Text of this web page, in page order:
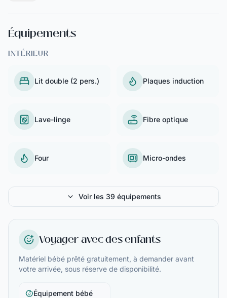
Équipements
INTÉRIEUR
Lit double (2 pers.) Plaques induction
Lave-linge Fibre optique
Four Micro-ondes
Voir les 39 équipements
Voyager avec des enfants
Matériel bébé prêté gratuitement, à demander avant
votre arrivée, sous réserve de disponibilité.
Équipement bébé